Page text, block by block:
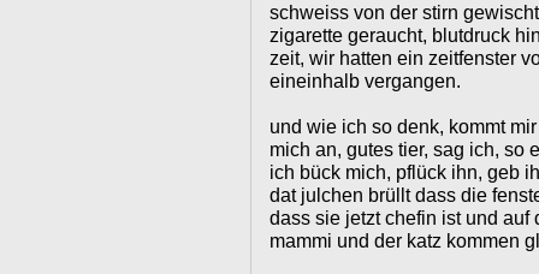
schweiss von der stirn
zigarette geraucht, blutdruck
zeit, wir hatten ein zeitfenster
eineinhalb vergangen.
und wie ich so denk, kommt
mich an, gutes tier, sag ich, so
ich bück mich, pflück ihn, geb
dat julchen brüllt dass die
dass sie jetzt chefin ist und
mammi und der katz kommen